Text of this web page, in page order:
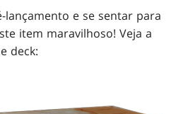
lançamento e se sentar para
item maravilhoso! Veja a
deck: